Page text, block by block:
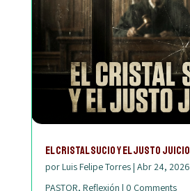
El Cristal Sucio y el Justo Juicio
porLuis Felipe Torres| Abr 24, 2026
PASTOR, Reflexión | 0 Comments